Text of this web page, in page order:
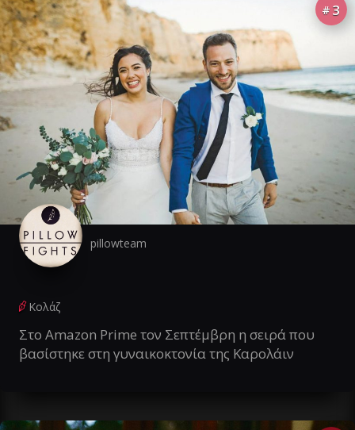
# 3
pillowteam
Κολάζ
Στο Amazon Prime τον Σεπτέμβρη η σειρά που
βασίστηκε στη γυναικοκτονία της Καρολάιν